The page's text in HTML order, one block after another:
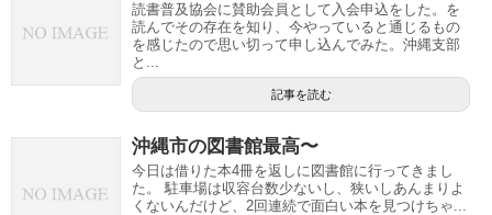
読書普及協会に賛助会員として入会申込をした。を
読んでその存在を知り、今やっていると通じるもの
を感じたので思い切って申し込んでみた。沖縄支部
と...
記事を読む
沖縄市の図書館最高〜
今日は借りた本4冊を返しに図書館に行ってきまし
た。 駐車場は収容台数少ないし、狭いしあんまりよ
くないんだけど、2回連続で面白い本を見つけちゃ...